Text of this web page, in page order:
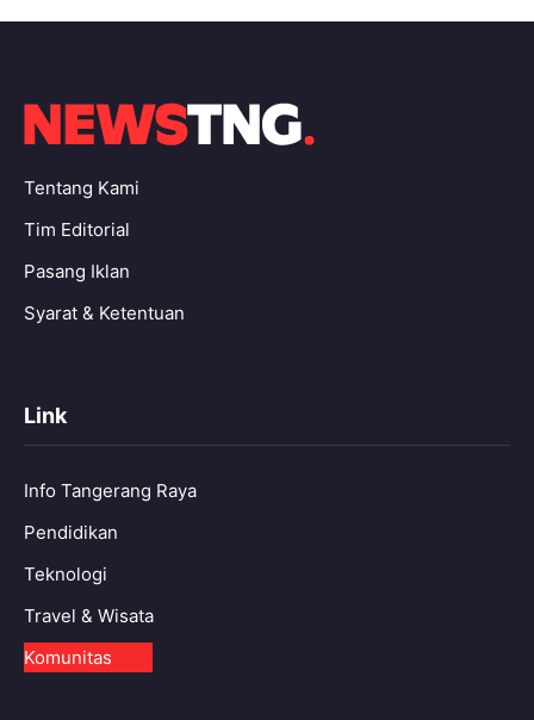
Tentang Kami
Tim Editorial
Pasang Iklan
Syarat & Ketentuan
Link
Info Tangerang Raya
Pendidikan
Teknologi
Travel & Wisata
Komunitas